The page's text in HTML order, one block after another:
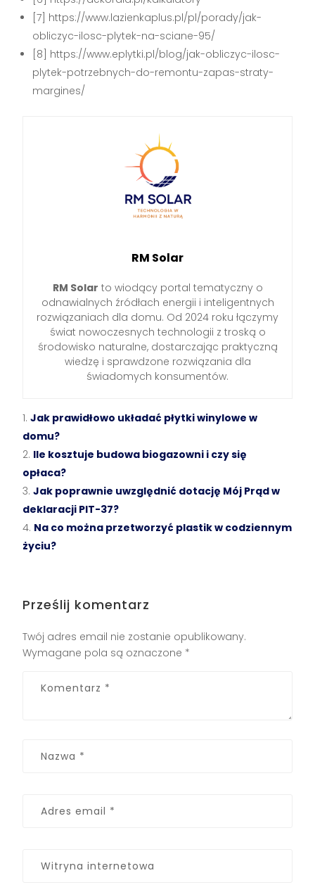
[7] https://www.lazienkaplus.pl/pl/porady/jak-
obliczyc-ilosc-plytek-na-sciane-95/
[8] https://www.eplytki.pl/blog/jak-obliczyc-ilosc-
plytek-potrzebnych-do-remontu-zapas-straty-
margines/
RM Solar
RM Solar to wiodący portal tematyczny o
odnawialnych źródłach energii i inteligentnych
rozwiązaniach dla domu. Od 2024 roku łączymy
świat nowoczesnych technologii z troską o
środowisko naturalne, dostarczając praktyczną
wiedzę i sprawdzone rozwiązania dla
świadomych konsumentów.
Jak prawidłowo układać płytki winylowe w
domu?
Ile kosztuje budowa biogazowni i czy się
opłaca?
Jak poprawnie uwzględnić dotację Mój Prąd w
deklaracji PIT-37?
Na co można przetworzyć plastik w codziennym
życiu?
Prześlij komentarz
Twój adres email nie zostanie opublikowany.
Wymagane pola są oznaczone *